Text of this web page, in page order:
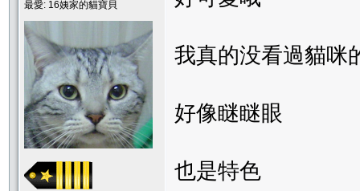
最愛: 16姨家的貓寶貝
我真的没看過貓咪
好像瞇瞇眼
也是特色